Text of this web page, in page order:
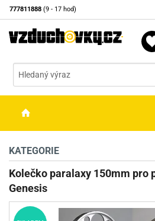
777811888 (9 - 17 hod)
OPTIKA
STŘELIVO
PŘÍSLUŠENSTVÍ
KATEGORIE
Kolečko paralaxy 150mm pro
Genesis